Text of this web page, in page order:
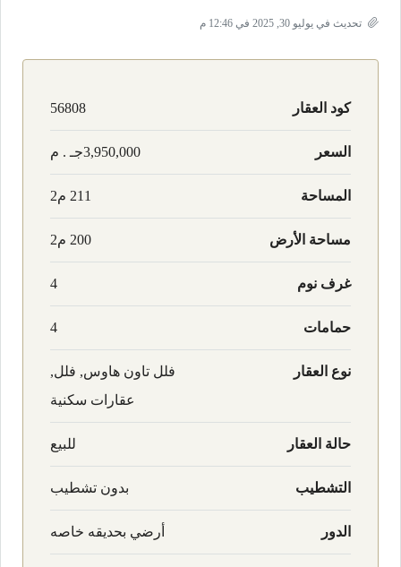
تحديث في يوليو 30, 2025 في 12:46 م
كود العقار 56808
السعر 3,950,000جـ . م
المساحة 211 م2
مساحة الأرض 200 م2
غرف نوم 4
حمامات 4
نوع العقار
فلل تاون هاوس, فلل,
عقارات سكنية
حالة العقار للبيع
التشطيب بدون تشطيب
الدور أرضي بحديقه خاصه